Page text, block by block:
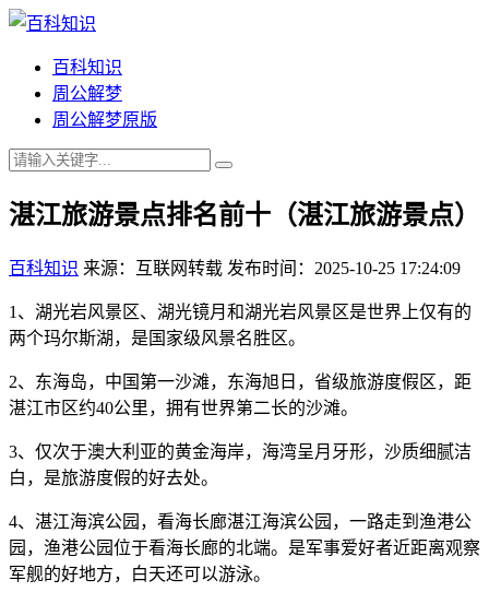
百科知识
周公解梦
周公解梦原版
湛江旅游景点排名前十（湛江旅游景点）
百科知识 来源：互联网转载 发布时间：2025-10-25 17:24:09
1、湖光岩风景区、湖光镜月和湖光岩风景区是世界上仅有的
两个玛尔斯湖，是国家级风景名胜区。
2、东海岛，中国第一沙滩，东海旭日，省级旅游度假区，距
湛江市区约40公里，拥有世界第二长的沙滩。
3、仅次于澳大利亚的黄金海岸，海湾呈月牙形，沙质细腻洁
白，是旅游度假的好去处。
4、湛江海滨公园，看海长廊湛江海滨公园，一路走到渔港公
园，渔港公园位于看海长廊的北端。是军事爱好者近距离观察
军舰的好地方，白天还可以游泳。